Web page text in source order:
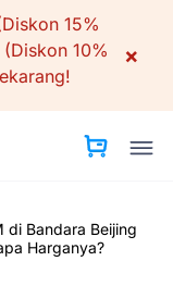
15%
(Diskon 10%
×
di Bandara Beijing
Harganya?